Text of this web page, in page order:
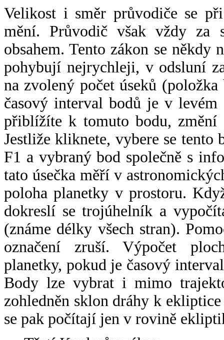
Velikost i směr průvodiče se
mění. Průvodič však vždy za
obsahem. Tento zákon se někdy
pohybují nejrychleji, v odsluní
na zvolený počet úseků
časový interval bodů je v
přiblížíte k tomuto bodu,
Jestliže kliknete, vybere se tento
F1 a vybraný bod společně s
tato úsečka měří v
poloha planetky v prostoru.
dokreslí se trojúhelník a
(známe délky všech stran).
označení zruší. Výpočet
planetky, pokud je časový
Body lze vybrat i mimo
zohledněn sklon dráhy k
se pak počítají jen v rovině